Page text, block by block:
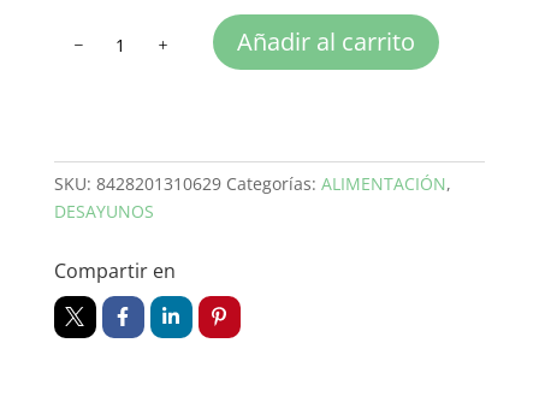
OOLONG
cantidad
Añadir al carrito
SKU: 8428201310629 Categorías: ALIMENTACIÓN,
DESAYUNOS
Compartir en